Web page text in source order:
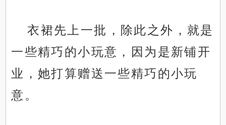
衣裙先上一批，除此之外，就是
一些精巧的小玩意，因为是新铺开
业，她打算赠送一些精巧的小玩
意。